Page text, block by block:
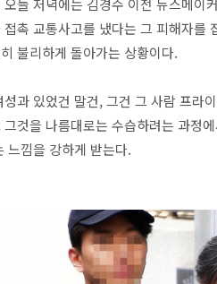
오늘 저녁에는 김경수 이전 뉴스메이
촉 교통사고를 냈다는 그 피해자를
불리하게 돌아가는 상황이다.
성과 있었건 말건, 그건 그 사람 프라
것을 나름대로는 수습하려는 과정
느낌을 강하게 받는다.